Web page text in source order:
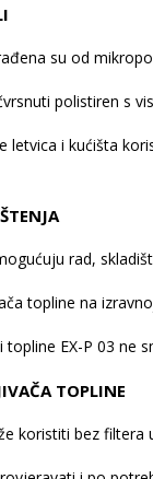
su od
polistiren s
letvica i kućišta
rad,
topline na
topline EX-P 03 ne
TOPLINE
koristiti bez filtera